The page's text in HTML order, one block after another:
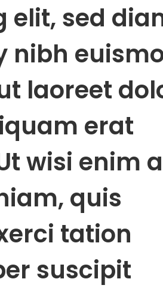
elit, sed
nibh
laoreet
erat
wisi enim
quis
tation
suscipit